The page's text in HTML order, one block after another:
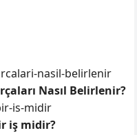
Nasıl Belirlenir?
iş midir?